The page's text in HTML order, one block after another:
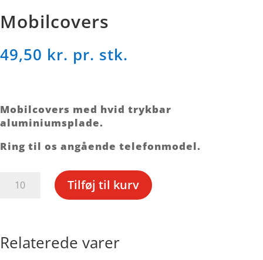
Mobilcovers
49,50 kr. pr. stk.
Mobilcovers med hvid trykbar
aluminiumsplade.
Ring til os angående telefonmodel.
Mobilcovers
antal
Tilføj til kurv
Relaterede varer